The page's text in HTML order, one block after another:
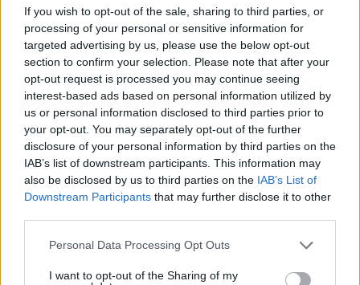
If you wish to opt-out of the sale, sharing to third parties, or
processing of your personal or sensitive information for
targeted advertising by us, please use the below opt-out
section to confirm your selection. Please note that after your
opt-out request is processed you may continue seeing
interest-based ads based on personal information utilized by
us or personal information disclosed to third parties prior to
your opt-out. You may separately opt-out of the further
disclosure of your personal information by third parties on the
IAB’s list of downstream participants. This information may
also be disclosed by us to third parties on the IAB’s List of
Downstream Participants that may further disclose it to other
Please note that this website/app uses one or more Google
not limited to your visit or usage behaviour. You may click to
Personal Data Processing Opt Outs
I want to opt-out of the Sharing of my
Μαντόνα για Γουίλιαμ Όρμπιτ: Η μουσική σου μου
έδωσε ένα μαγικό χαλί για να πετάξω, ήμουν τόσο
τυχερή που σε γνώρισα
Η ιστορία της Λούνα, της TikToker που διαγνώστηκε με
Αλτσχάιμερ και επέλεξε την ιατρικώς υποβοηθούμενη
αυτοκτονία
πριν 8 λεπτά
Σκληρό παζάρι της Τεχεράνης για τα στενά του Ορμούζ:
«Δεν θα ανοίξουν αν δεν γίνουν δεκτοί όλοι οι όροι
μας»
πριν 9 λεπτά
αμέλεια το 90% των περιστατικών
πριν 14 λεπτά